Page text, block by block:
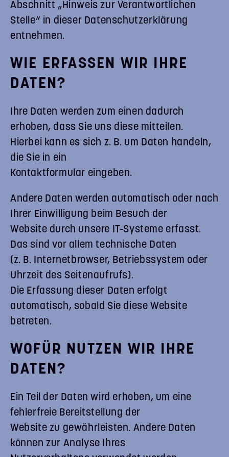
Abschnitt „Hinweis zur Verantwortlichen
Stelle“ in dieser Datenschutzerklärung
entnehmen.
WIE ERFASSEN WIR IHRE
DATEN?
Ihre Daten werden zum einen dadurch
erhoben, dass Sie uns diese mitteilen.
Hierbei kann es sich z. B. um Daten handeln,
die Sie in ein
Kontaktformular eingeben.
Andere Daten werden automatisch oder nach
Ihrer Einwilligung beim Besuch der
Website durch unsere IT-Systeme erfasst.
Das sind vor allem technische Daten
(z. B. Internetbrowser, Betriebssystem oder
Uhrzeit des Seitenaufrufs).
Die Erfassung dieser Daten erfolgt
automatisch, sobald Sie diese Website
betreten.
WOFÜR NUTZEN WIR IHRE
DATEN?
Ein Teil der Daten wird erhoben, um eine
fehlerfreie Bereitstellung der
Website zu gewährleisten. Andere Daten
können zur Analyse Ihres